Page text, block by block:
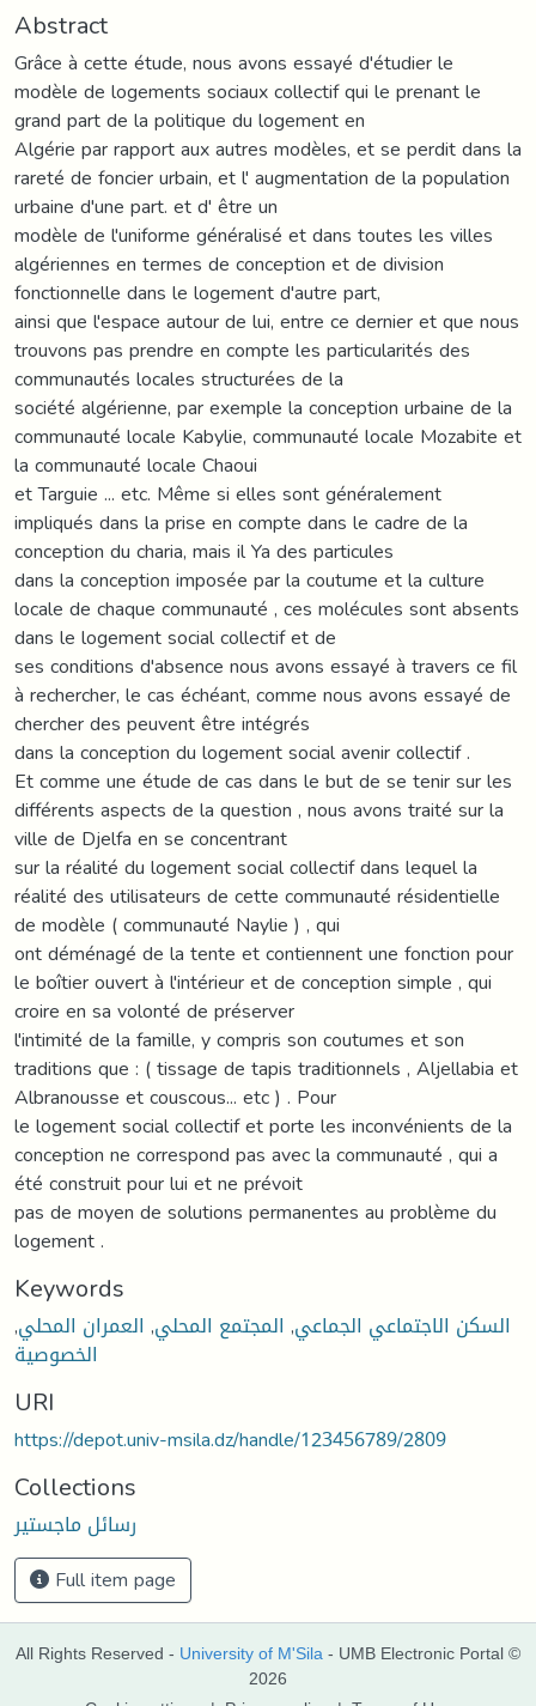
Abstract
Grâce à cette étude, nous avons essayé d'étudier le
modèle de logements sociaux collectif qui le prenant le
grand part de la politique du logement en
Algérie par rapport aux autres modèles, et se perdit dans la
rareté de foncier urbain, et l' augmentation de la population
urbaine d'une part. et d' être un
modèle de l'uniforme généralisé et dans toutes les villes
algériennes en termes de conception et de division
fonctionnelle dans le logement d'autre part,
ainsi que l'espace autour de lui, entre ce dernier et que nous
trouvons pas prendre en compte les particularités des
communautés locales structurées de la
société algérienne, par exemple la conception urbaine de la
communauté locale Kabylie, communauté locale Mozabite et
la communauté locale Chaoui
et Targuie ... etc. Même si elles sont généralement
impliqués dans la prise en compte dans le cadre de la
conception du charia, mais il Ya des particules
dans la conception imposée par la coutume et la culture
locale de chaque communauté , ces molécules sont absents
dans le logement social collectif et de
ses conditions d'absence nous avons essayé à travers ce fil
à rechercher, le cas échéant, comme nous avons essayé de
chercher des peuvent être intégrés
dans la conception du logement social avenir collectif .
Et comme une étude de cas dans le but de se tenir sur les
différents aspects de la question , nous avons traité sur la
ville de Djelfa en se concentrant
sur la réalité du logement social collectif dans lequel la
réalité des utilisateurs de cette communauté résidentielle
de modèle ( communauté Naylie ) , qui
ont déménagé de la tente et contiennent une fonction pour
le boîtier ouvert à l'intérieur et de conception simple , qui
croire en sa volonté de préserver
l'intimité de la famille, y compris son coutumes et son
traditions que : ( tissage de tapis traditionnels , Aljellabia et
Albranousse et couscous... etc ) . Pour
le logement social collectif et porte les inconvénients de la
conception ne correspond pas avec la communauté , qui a
été construit pour lui et ne prévoit
pas de moyen de solutions permanentes au problème du
logement .
Keywords
السكن الاجتماعي الجماعي, المجتمع المحلي, العمران المحلي,
الخصوصية
URI
https://depot.univ-msila.dz/handle/123456789/2809
Collections
رسائل ماجستير
Full item page
All Rights Reserved - University of M'Sila - UMB Electronic Portal ©
2026